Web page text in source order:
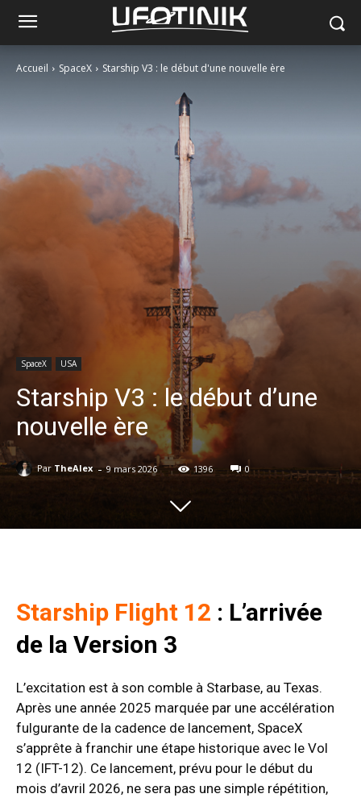
Accueil SpaceX Starship V3 : le début d'une nouvelle ère
SpaceX USA
Starship V3 : le début d’une
nouvelle ère
Par TheAlex - 9 mars 2026 1396 0
Starship Flight 12 : L’arrivée
de la Version 3
L’excitation est à son comble à Starbase, au Texas.
Après une année 2025 marquée par une accélération
fulgurante de la cadence de lancement, SpaceX
s’apprête à franchir une étape historique avec le Vol
12 (IFT-12). Ce lancement, prévu pour le début du
mois d’avril 2026, ne sera pas une simple répétition,